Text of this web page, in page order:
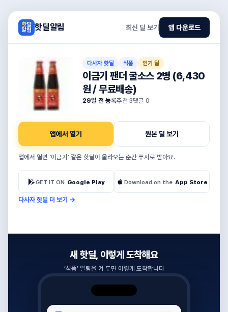
핫딜알림 최신 딜 보기 앱 다운로드
다사자 핫딜 식품 인기 딜
이금기 팬더 굴소스 2병 (6,430
원 / 무료배송)
29일 전 등록추천 3댓글 0
앱에서 열기 원본 딜 보기
앱에서 열면 '이금기' 같은 핫딜이 올라오는 순간 푸시로 받아요.
GET IT ON Google Play Download on the App Store
다사자 핫딜 더 보기 →
새 핫딜, 이렇게 도착해요
‘식품’ 알림을 켜 두면 이렇게 도착합니다